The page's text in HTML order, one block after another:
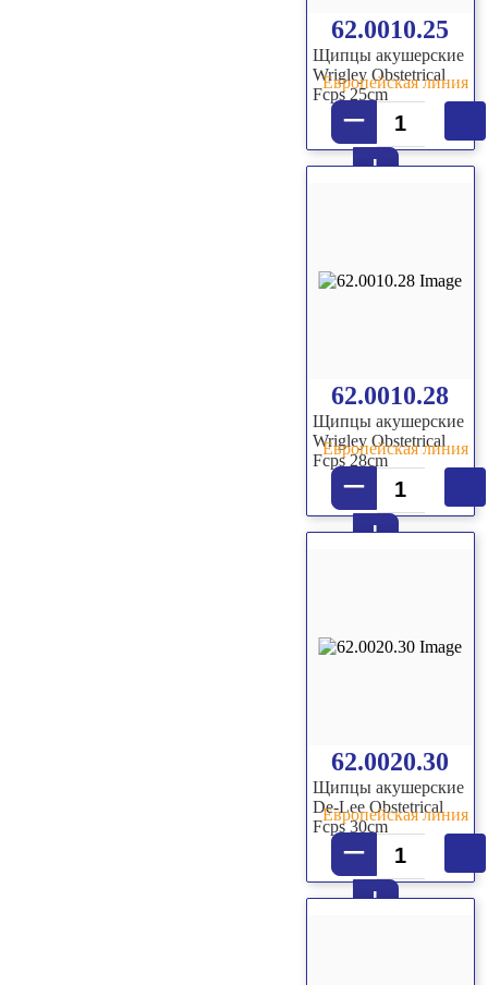
62.0010.25
Щипцы акушерские
Wrigley Obstetrical
Fcps 25cm
–
+
Европейская линия
62.0010.28
Щипцы акушерские
Wrigley Obstetrical
Fcps 28cm
–
+
Европейская линия
62.0020.30
Щипцы акушерские
De-Lee Obstetrical
Fcps 30cm
–
+
Европейская линия